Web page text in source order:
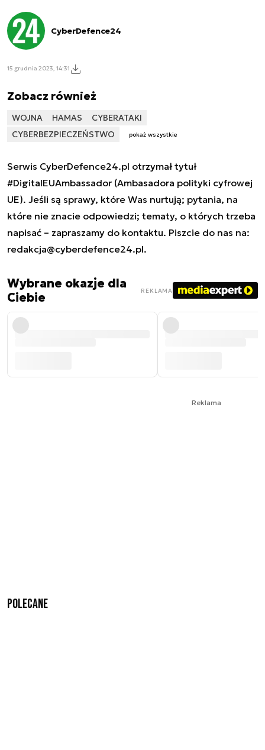
CyberDefence24
15 grudnia 2023, 14:31
Zobacz również
WOJNA HAMAS
CYBERATAKI
CYBERBEZPIECZEŃSTWO
pokaż wszystkie
Serwis CyberDefence24.pl otrzymał tytuł
#DigitalEUAmbassador (Ambasadora polityki cyfrowej
UE). Jeśli są sprawy, które Was nurtują; pytania, na
które nie znacie odpowiedzi; tematy, o których trzeba
napisać – zapraszamy do kontaktu. Piszcie do nas na:
redakcja@cyberdefence24.pl.
Wybrane okazje dla
Ciebie
REKLAMA
Reklama
Polecane